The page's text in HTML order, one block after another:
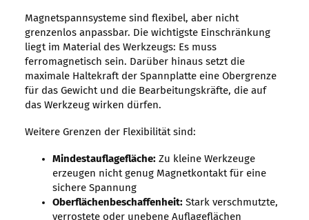
Magnetspannsysteme sind flexibel, aber nicht
grenzenlos anpassbar. Die wichtigste Einschränkung
liegt im Material des Werkzeugs: Es muss
ferromagnetisch sein. Darüber hinaus setzt die
maximale Haltekraft der Spannplatte eine Obergrenze
für das Gewicht und die Bearbeitungskräfte, die auf
das Werkzeug wirken dürfen.
Weitere Grenzen der Flexibilität sind:
Mindestauflagefläche:Zu kleine Werkzeuge
erzeugen nicht genug Magnetkontakt für eine
sichere Spannung
Oberflächenbeschaffenheit:Stark verschmutzte,
verrostete oder unebene Auflageflächen